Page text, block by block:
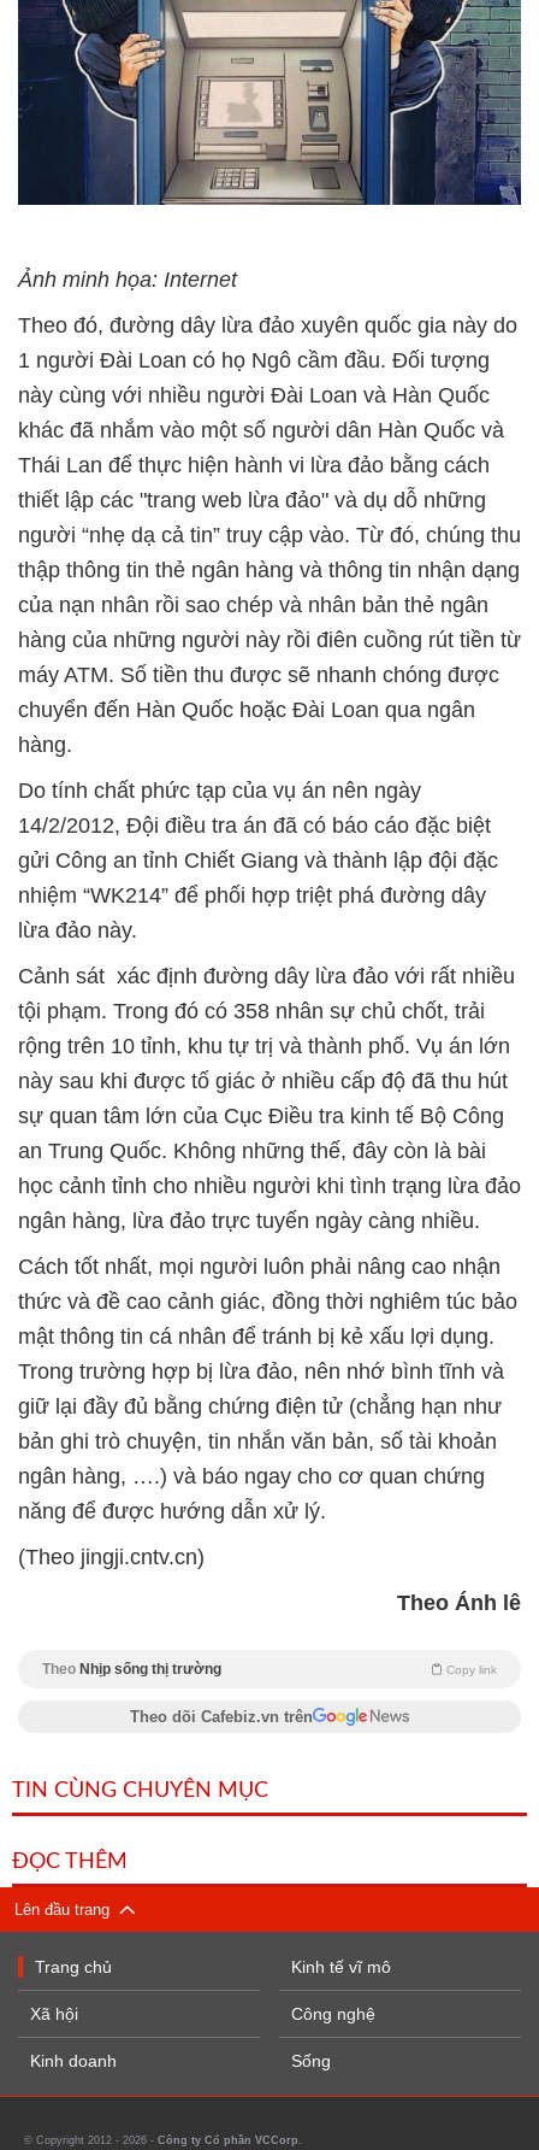
Ảnh minh họa: Internet
Theo đó, đường dây lừa đảo xuyên quốc gia này do
1 người Đài Loan có họ Ngô cầm đầu. Đối tượng
này cùng với nhiều người Đài Loan và Hàn Quốc
khác đã nhắm vào một số người dân Hàn Quốc và
Thái Lan để thực hiện hành vi lừa đảo bằng cách
thiết lập các "trang web lừa đảo" và dụ dỗ những
người “nhẹ dạ cả tin” truy cập vào. Từ đó, chúng thu
thập thông tin thẻ ngân hàng và thông tin nhận dạng
của nạn nhân rồi sao chép và nhân bản thẻ ngân
hàng của những người này rồi điên cuồng rút tiền từ
máy ATM. Số tiền thu được sẽ nhanh chóng được
chuyển đến Hàn Quốc hoặc Đài Loan qua ngân
hàng.
Do tính chất phức tạp của vụ án nên ngày
14/2/2012, Đội điều tra án đã có báo cáo đặc biệt
gửi Công an tỉnh Chiết Giang và thành lập đội đặc
nhiệm “WK214” để phối hợp triệt phá đường dây
lừa đảo này.
Cảnh sát xác định đường dây lừa đảo với rất nhiều
tội phạm. Trong đó có 358 nhân sự chủ chốt, trải
rộng trên 10 tỉnh, khu tự trị và thành phố. Vụ án lớn
này sau khi được tố giác ở nhiều cấp độ đã thu hút
sự quan tâm lớn của Cục Điều tra kinh tế Bộ Công
an Trung Quốc. Không những thế, đây còn là bài
học cảnh tỉnh cho nhiều người khi tình trạng lừa đảo
ngân hàng, lừa đảo trực tuyến ngày càng nhiều.
Cách tốt nhất, mọi người luôn phải nâng cao nhận
thức và đề cao cảnh giác, đồng thời nghiêm túc bảo
mật thông tin cá nhân để tránh bị kẻ xấu lợi dụng.
Trong trường hợp bị lừa đảo, nên nhớ bình tĩnh và
giữ lại đầy đủ bằng chứng điện tử (chẳng hạn như
bản ghi trò chuyện, tin nhắn văn bản, số tài khoản
ngân hàng, ….) và báo ngay cho cơ quan chứng
năng để được hướng dẫn xử lý.
(Theo jingji.cntv.cn)
Theo Ánh lê
Theo Nhịp sống thị trường Copy link
Theo dõi Cafebiz.vn trên
TIN CÙNG CHUYÊN MỤC
ĐỌC THÊM
Lên đầu trang
Trang chủ
Xã hội
Kinh doanh
Kinh tế vĩ mô
Công nghệ
Sống
© Copyright 2012 - 2026 - Công ty Cổ phần VCCorp.